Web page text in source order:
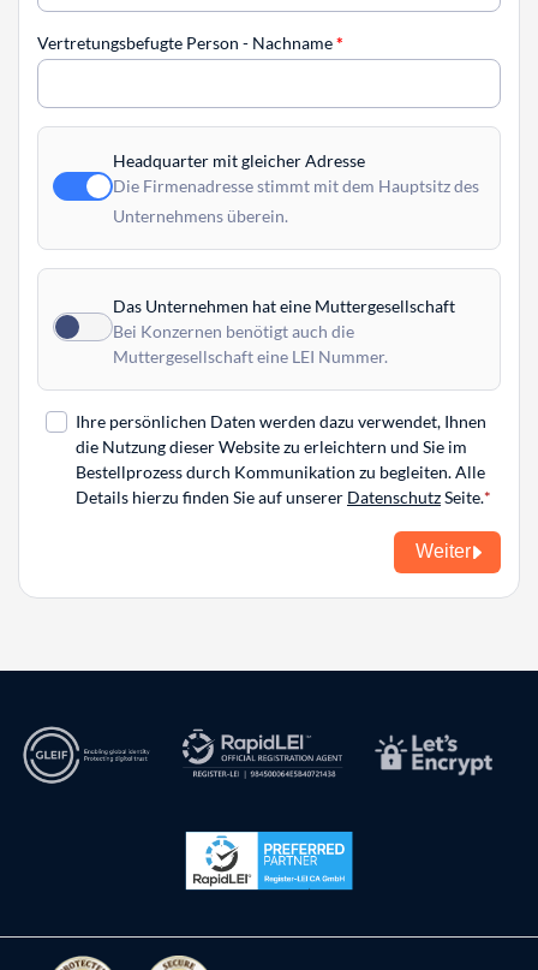
Vertretungsbefugte Person - Nachname*
Headquarter mit gleicher Adresse
Die Firmenadresse stimmt mit dem Hauptsitz des
Unternehmens überein.
Das Unternehmen hat eine Muttergesellschaft
Bei Konzernen benötigt auch die
Muttergesellschaft eine LEI Nummer.
Ihre persönlichen Daten werden dazu verwendet, Ihnen
die Nutzung dieser Website zu erleichtern und Sie im
Bestellprozess durch Kommunikation zu begleiten. Alle
Details hierzu finden Sie auf unserer DatenschutzSeite.
Weiter